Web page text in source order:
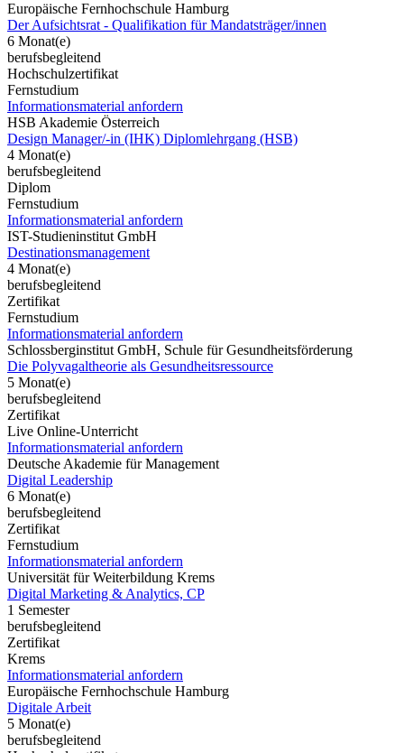
Europäische Fernhochschule Hamburg
Der Aufsichtsrat - Qualifikation für Mandatsträger/innen
6 Monat(e)
berufsbegleitend
Hochschulzertifikat
Fernstudium
Informationsmaterial anfordern
HSB Akademie Österreich
Design Manager/-in (IHK) Diplomlehrgang (HSB)
4 Monat(e)
berufsbegleitend
Diplom
Fernstudium
Informationsmaterial anfordern
IST-Studieninstitut GmbH
Destinationsmanagement
4 Monat(e)
berufsbegleitend
Zertifikat
Fernstudium
Informationsmaterial anfordern
Schlossberginstitut GmbH, Schule für Gesundheitsförderung
Die Polyvagaltheorie als Gesundheitsressource
5 Monat(e)
berufsbegleitend
Zertifikat
Live Online-Unterricht
Informationsmaterial anfordern
Deutsche Akademie für Management
Digital Leadership
6 Monat(e)
berufsbegleitend
Zertifikat
Fernstudium
Informationsmaterial anfordern
Universität für Weiterbildung Krems
Digital Marketing & Analytics, CP
1 Semester
berufsbegleitend
Zertifikat
Krems
Informationsmaterial anfordern
Europäische Fernhochschule Hamburg
Digitale Arbeit
5 Monat(e)
berufsbegleitend